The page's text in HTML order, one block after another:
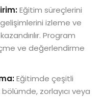
Eğitim süreçlerini
gelişimlerini izleme ve
Program
ve değerlendirme
Eğitimde çeşitli
zorlayıcı veya